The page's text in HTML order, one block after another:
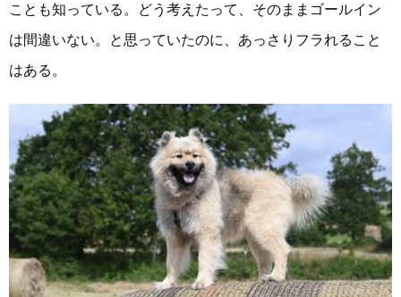
ことも知っている。どう考えたって、そのままゴールイン
は間違いない。と思っていたのに、あっさりフラれること
はある。